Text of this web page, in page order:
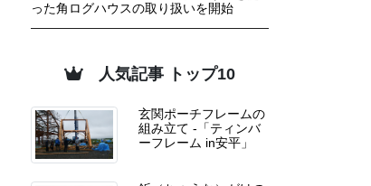
った角ログハウスの取り扱いを開始
人気記事 トップ10
玄関ポーチフレームの
組み立て -「ティンバ
ーフレーム in安平」